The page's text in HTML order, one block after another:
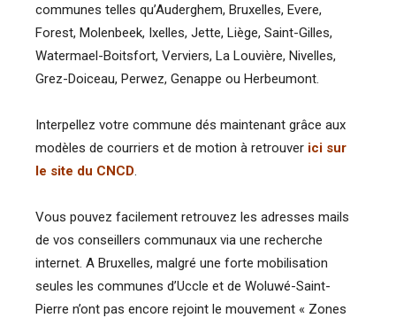
communes telles qu’Auderghem, Bruxelles, Evere,
Forest, Molenbeek, Ixelles, Jette, Liège, Saint-Gilles,
Watermael-Boitsfort, Verviers, La Louvière, Nivelles,
Grez-Doiceau, Perwez, Genappe ou Herbeumont.
Interpellez votre commune dés maintenant grâce aux
modèles de courriers et de motion à retrouver ici sur
le site du CNCD.
Vous pouvez facilement retrouvez les adresses mails
de vos conseillers communaux via une recherche
internet. A Bruxelles, malgré une forte mobilisation
seules les communes d’Uccle et de Woluwé-Saint-
Pierre n’ont pas encore rejoint le mouvement « Zones